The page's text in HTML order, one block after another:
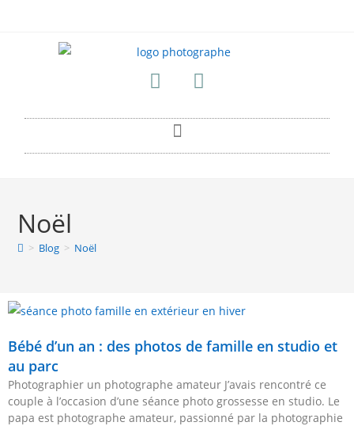
Noël
> Blog > Noël
Bébé d’un an : des photos de famille en studio et
au parc
Photographier un photographe amateur J’avais rencontré ce
couple à l’occasion d’une séance photo grossesse en studio. Le
papa est photographe amateur, passionné par la photographie